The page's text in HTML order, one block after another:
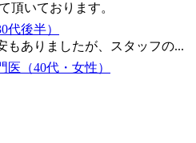
頂いております。
後半）
もありましたが、スタッフの...
（40代・女性）